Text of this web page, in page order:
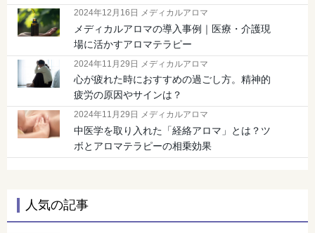
2024年12月16日 メディカルアロマ
メディカルアロマの導入事例｜医療・介護現
場に活かすアロマテラピー
2024年11月29日 メディカルアロマ
心が疲れた時におすすめの過ごし方。精神的
疲労の原因やサインは？
2024年11月29日 メディカルアロマ
中医学を取り入れた「経絡アロマ」とは？ツ
ボとアロマテラピーの相乗効果
人気の記事